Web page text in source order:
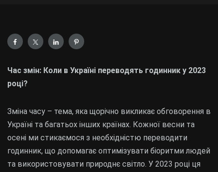
Час змін: Коли в Україні переводять годинник у 2023
році?
Зміна часу – тема, яка щорічно викликає обговорення в
Україні та багатьох інших країнах. Кожної весни та
осені ми стикаємося з необхідністю переводити
годинник, що допомагає оптимізувати біоритми людей
та використовувати природнє світло. У 2023 році ця